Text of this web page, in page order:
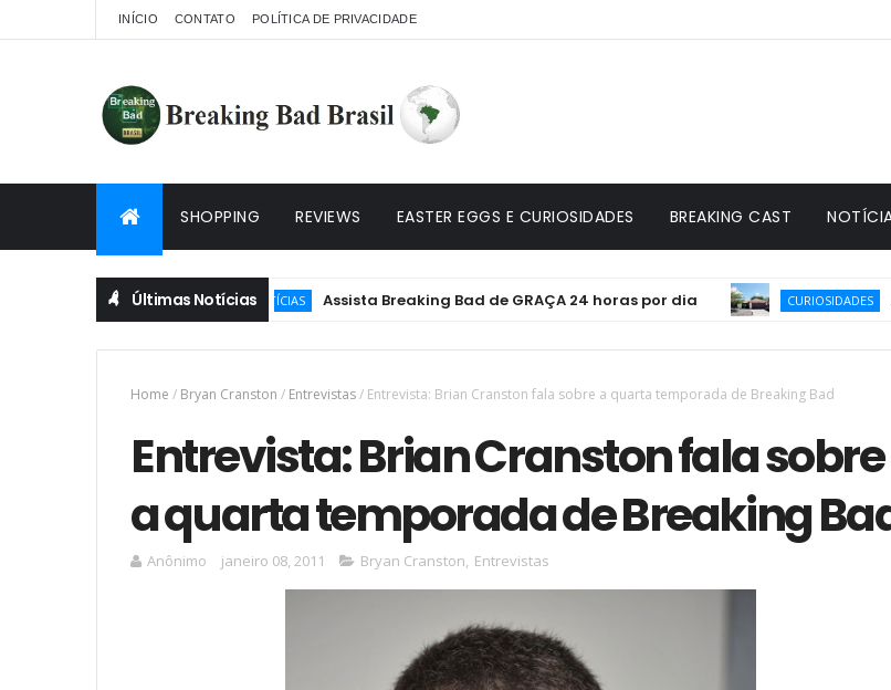
INÍCIO CONTATO POLÍTICA DE PRIVACIDADE
SHOPPING REVIEWS EASTER EGGS E CURIOSIDADES BREAKING CAST
Últimas Notícias
NOTÍCIAS Assista Breaking Bad de GRAÇA 24 horas por dia CURIOSIDADES A
Home / Bryan Cranston / Entrevistas/ Entrevista: Brian Cranston fala sobre a quarta temporada de Breaking Bad
Entrevista: Brian Cranston fala sobre
a quarta temporada de Breaking
Anônimo janeiro 08, 2011 Bryan Cranston, Entrevistas